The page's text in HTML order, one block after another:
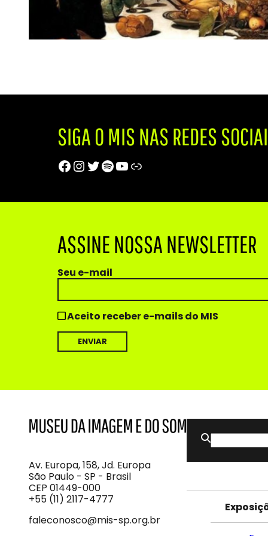
SIGA O MIS NAS REDES
Facebook
Instagram
Twitter
Spotify
Youtube
Trip Advisor
ASSINE NOSSA NEWSLETTER
Seu e-mail
Aceito receber e-mails do MIS
Imagem
e
do
Som
Av. Europa, 158, Jd. Europa
São Paulo - SP - Brasil
CEP 01449-000
+55 (11) 2117-4777
faleconosco@mis-sp.org.br
Buscar
por: